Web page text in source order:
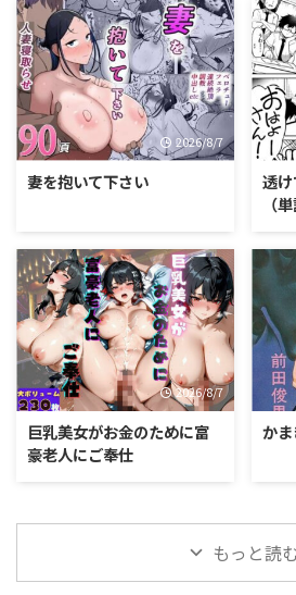
2026/8/7
妻を抱いて下さい
透
（
2026/8/7
巨乳美女がお金のために富
豪老人にご奉仕
か
もっと読